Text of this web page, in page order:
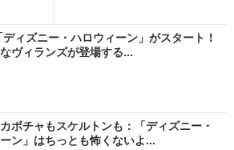
ィズニー・ハロウィーン」がスタート！
ヴィランズが登場する...
ボチャもスケルトンも：「ディズニー・
ン」はちっとも怖くないよ...